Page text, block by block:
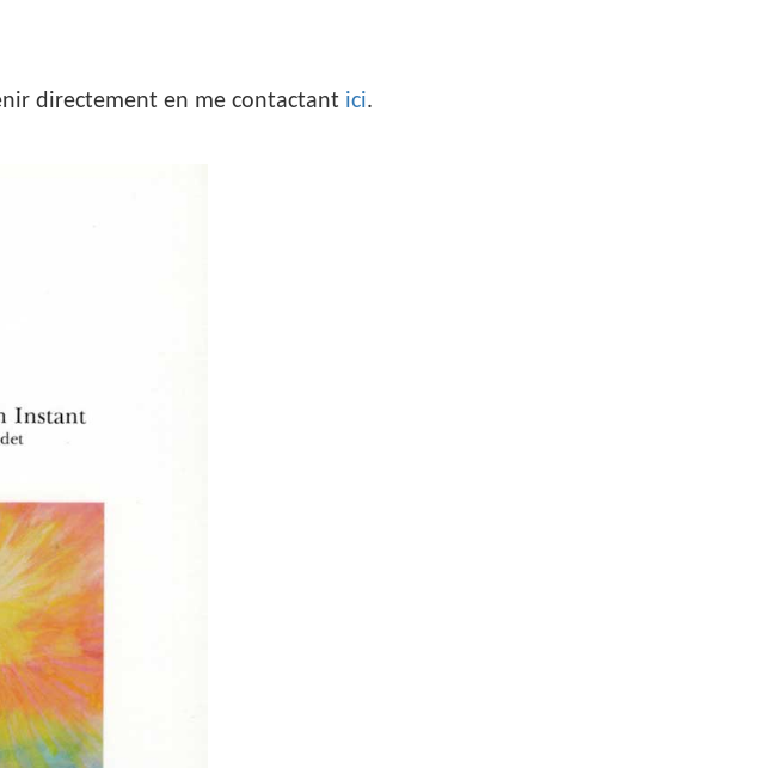
directement en me contactant ici.